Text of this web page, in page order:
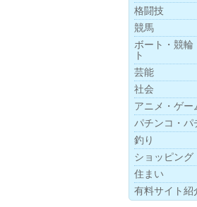
格闘技
競馬
ボー ト・ 競輪
ト
芸能
社会
アニメ・ゲー
パチンコ・パ
釣り
ショッピング
住まい
有料サイト紹